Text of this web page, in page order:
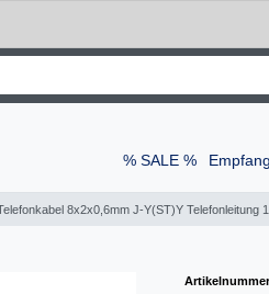
% SALE %
8x2x0,6mm J-Y(ST)Y Telefonleitung